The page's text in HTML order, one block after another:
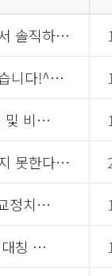
솔직하…
니다!^…
및 비…
못한다…
정치…
대칭 …